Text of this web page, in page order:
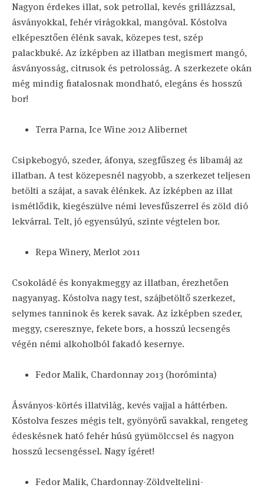
Nagyon érdekes illat, sok petrollal, kevés grillázzsal,
ásványokkal, fehér virágokkal, mangóval. Kóstolva
elképesztően élénk savak, közepes test, szép
palackbuké. Az ízképben az illatban megismert mangó,
ásványosság, citrusok és petrolosság. A szerkezete okán
még mindig fiatalosnak mondható, elegáns és hosszú
bor!
Terra Parna, Ice Wine 2012 Alibernet
Csipkebogyó, szeder, áfonya, szegfűszeg és libamáj az
illatban. A test közepesnél nagyobb, a szerkezet teljesen
betölti a szájat, a savak élénkek. Az ízképben az illat
ismétlődik, kiegészülve némi levesfűszerrel és zöld dió
lekvárral. Telt, jó egyensúlyú, szinte végtelen bor.
Repa Winery, Merlot 2011
Csokoládé és konyakmeggy az illatban, érezhetően
nagyanyag. Kóstolva nagy test, szájbetöltő szerkezet,
selymes tanninok és kerek savak. Az ízképben szeder,
meggy, cseresznye, fekete bors, a hosszú lecsengés
végén némi alkoholból fakadó kesernye.
Fedor Malik, Chardonnay 2013 (horóminta)
Ásványos-körtés illatvilág, kevés vajjal a háttérben.
Kóstolva feszes mégis telt, gyönyörű savakkal, rengeteg
édeskésnek ható fehér húsú gyümölccsel és nagyon
hosszú lecsengéssel. Nagy ígéret!
Fedor Malik, Chardonnay-Zöldveltelini-